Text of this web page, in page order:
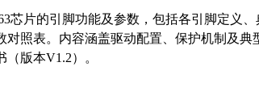
芯片的引脚功能及参数，包括各引脚定义
对照表。内容涵盖驱动配置、保护机制及
版本V1.2）。